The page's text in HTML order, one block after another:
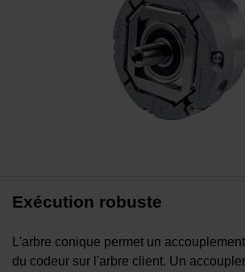
Exécution robuste
L'arbre conique permet un
du codeur sur l'arbre client. Un